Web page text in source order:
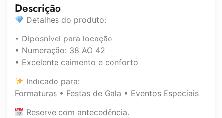
Descrição
Detalhes do produto:
• Diposnível para locação
• Numeração: 38 AO 42
• Excelente caimento e conforto
Indicado para:
Formaturas • Festas de Gala • Eventos Especiais
Reserve com antecedência.